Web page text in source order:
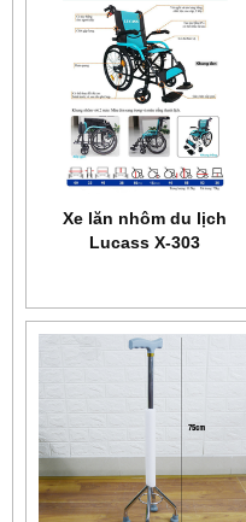
Xe lăn nhôm du lịch
Lucass X-303